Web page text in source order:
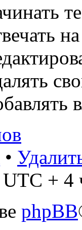
•
+ 4
phpBB